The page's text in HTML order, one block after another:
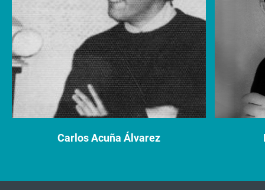
Carlos Acuña Álvarez